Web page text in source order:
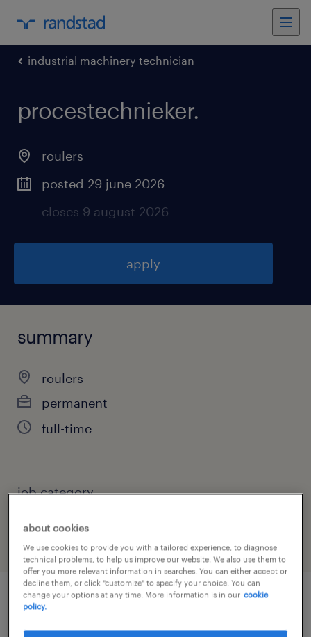
industrial machinery technician
procestechnieker.
roulers
posted 29 june 2026
closes 9 august 2026
apply
summary
roulers
permanent
full-time
job category
job details
about cookies
We use cookies to provide you with a tailored experience, to diagnose
technical problems, to help us improve our website. We also use them to
offer you more relevant information in searches. You can either accept or
decline them, or click "customize" to specify your choice. You can
change your options at any time. More information is in our cookie
policy.